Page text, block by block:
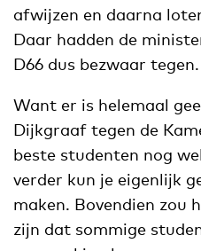
afwijzen en daarna
Daar hadden de
D66 dus bezwaar tegen.
Want er is helemaal
Dijkgraaf tegen de
beste studenten nog
verder kun je eigenlijk
maken. Bovendien zou
zijn dat sommige